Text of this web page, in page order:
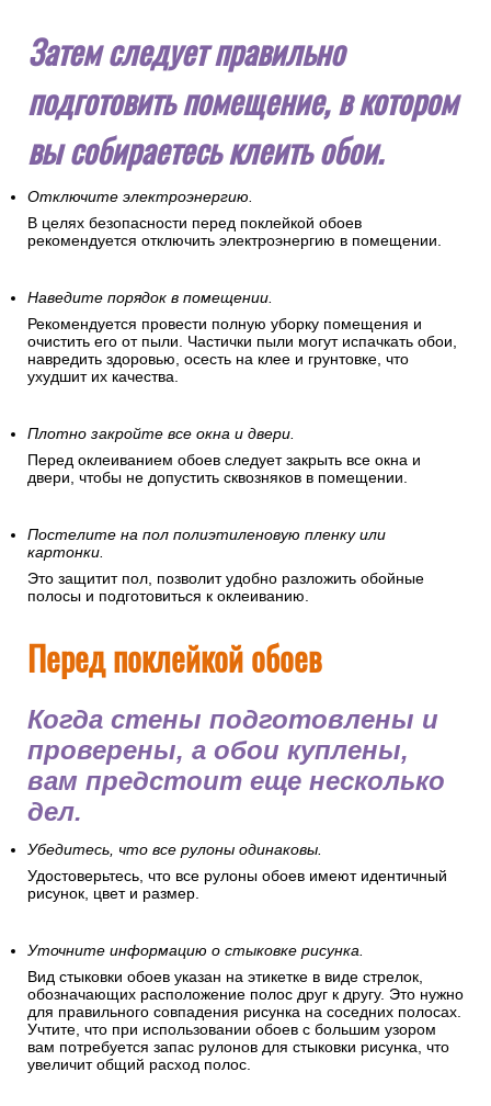
Затем следует правильно
подготовить помещение, в котором
вы собираетесь клеить обои.
Отключите электроэнергию.
В целях безопасности перед поклейкой обоев
рекомендуется отключить электроэнергию в помещении.
Наведите порядок в помещении.
Рекомендуется провести полную уборку помещения и
очистить его от пыли. Частички пыли могут испачкать обои,
навредить здоровью, осесть на клее и грунтовке, что
ухудшит их качества.
Плотно закройте все окна и двери.
Перед оклеиванием обоев следует закрыть все окна и
двери, чтобы не допустить сквозняков в помещении.
Постелите на пол полиэтиленовую пленку или
картонки.
Это защитит пол, позволит удобно разложить обойные
полосы и подготовиться к оклеиванию.
Перед поклейкой обоев
Когда стены подготовлены и
проверены, а обои куплены,
вам предстоит еще несколько
дел.
Убедитесь, что все рулоны одинаковы.
Удостоверьтесь, что все рулоны обоев имеют идентичный
рисунок, цвет и размер.
Уточните информацию о стыковке рисунка.
Вид стыковки обоев указан на этикетке в виде стрелок,
обозначающих расположение полос друг к другу. Это нужно
для правильного совпадения рисунка на соседних полосах.
Учтите, что при использовании обоев с большим узором
вам потребуется запас рулонов для стыковки рисунка, что
увеличит общий расход полос.